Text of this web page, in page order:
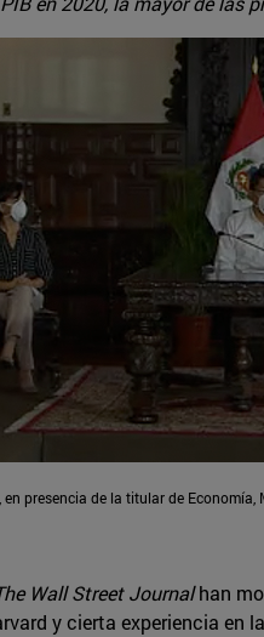
presencia de la titular de
Wall Street Journalhan
y cierta experiencia